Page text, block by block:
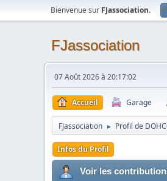
Bienvenue sur FJassociation.
FJassociation
07 Août 2026 à 20:17:02
Accueil Garage
FJassociation ► Profil de
Infos du Profil
Voir les